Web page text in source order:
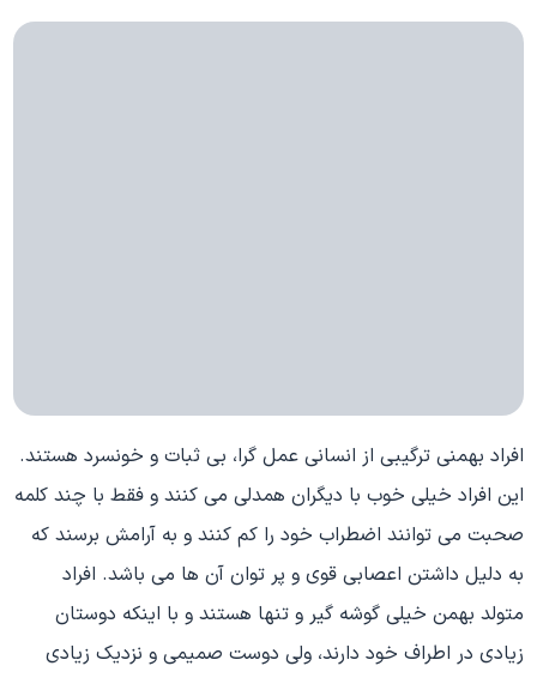
افراد بهمنی ترگیبی از انسانی عمل گرا، بی ثبات و خونسرد هستند.
این افراد خیلی خوب با دیگران همدلی می کنند و فقط با چند کلمه
صحبت می توانند اضطراب خود را کم کنند و به آرامش برسند که
به دلیل داشتن اعصابی قوی و پر توان آن ها می باشد. افراد
متولد بهمن خیلی گوشه گیر و تنها هستند و با اینکه دوستان
زیادی در اطراف خود دارند، ولی دوست صمیمی و نزدیک زیادی